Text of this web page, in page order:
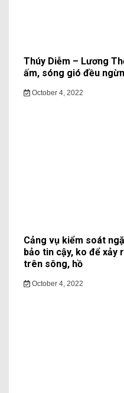
Thúy Diễm – Lương
ấm, sóng gió đều
October 4, 2022
Cảng vụ kiểm soát
bảo tin cậy, ko để xảy
trên sông, hồ
October 4, 2022